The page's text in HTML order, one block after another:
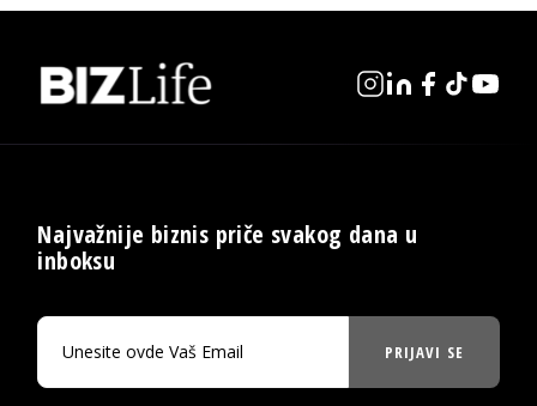
Najvažnije biznis priče svakog dana u
inboksu
PRIJAVI SE